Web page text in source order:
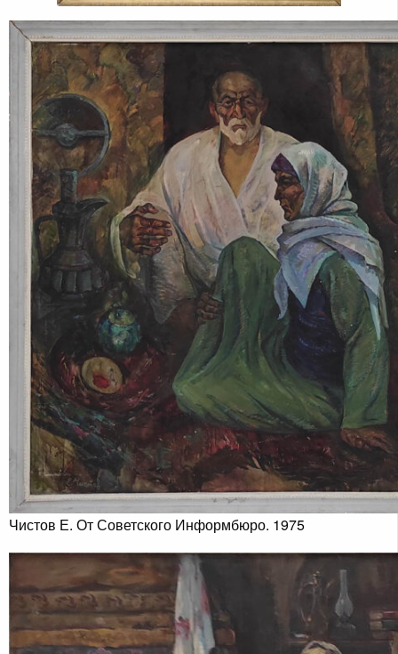
Чистов Е. От Советского Информбюро. 1975